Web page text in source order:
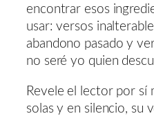
encontrar esos
usar: versos
abandono pasado y
no seré yo quien
Revele el lector por sí
solas y en silencio, su